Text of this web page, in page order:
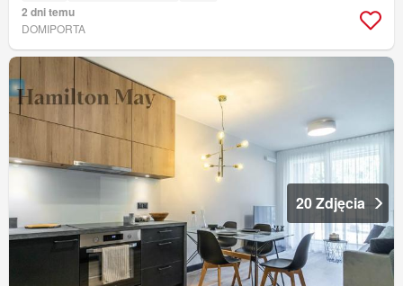
2 dni temu
DOMIPORTA
20 Zdjęcia